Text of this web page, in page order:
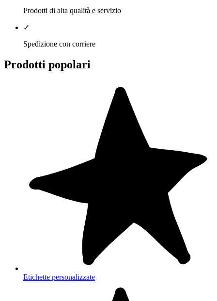
Prodotti di alta qualità e servizio
✓
Spedizione con corriere
Prodotti popolari
Etichette personalizzate